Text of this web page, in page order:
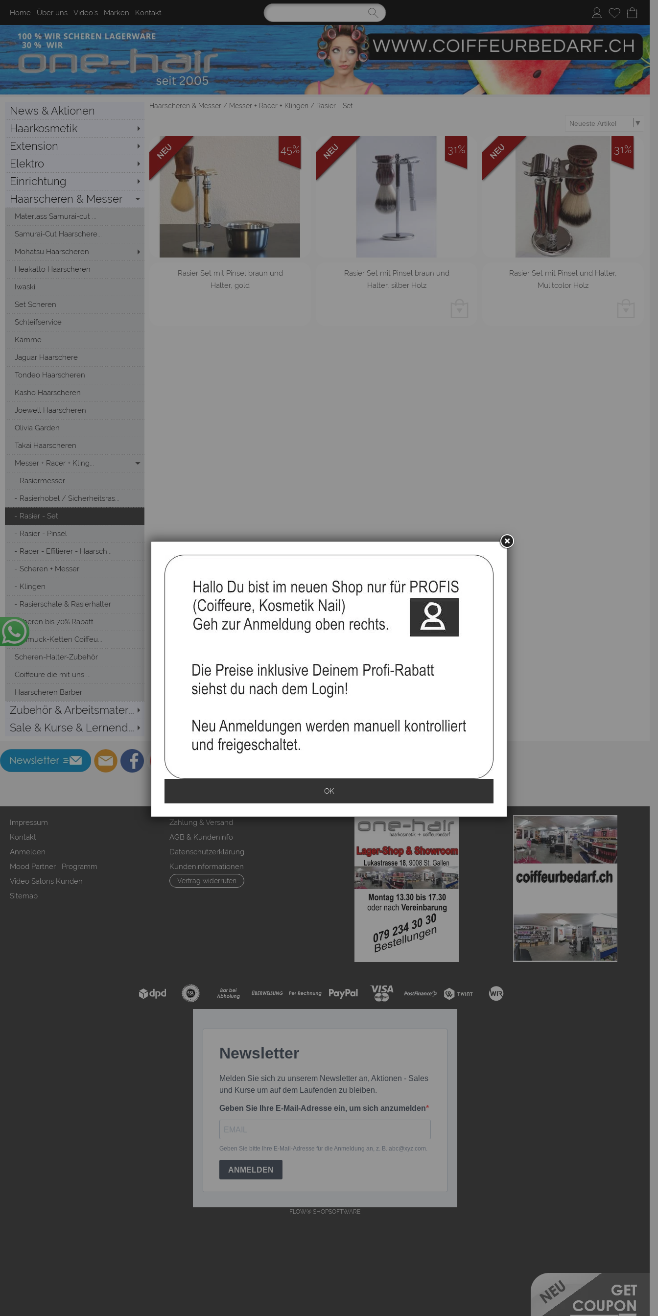
Home Über uns Video`s Marken Kontakt
News & Aktionen
Haarkosmetik
Extension
Elektro
Einrichtung
Haarscheren & Messer
Materlass Samurai-cut ...
Samurai-Cut Haarschere...
Mohatsu Haarscheren
Heakatto Haarscheren
Iwaski
Set Scheren
Schleifservice
Kämme
Jaguar Haarschere
Tondeo Haarscheren
Kasho Haarscheren
Joewell Haarscheren
Olivia Garden
Takai Haarscheren
Messer + Racer + Kling...
Rasiermesser
Rasierhobel / Sicherheitsras...
Rasier - Set
Rasier - Pinsel
Racer - Effilierer - Haarsch...
Scheren + Messer
Klingen
Rasierschale & Rasierhalter
Scheren bis 70% Rabatt
Schmuck-Ketten Coiffeu...
Scheren-Halter-Zubehör
Coiffeure die mit uns ...
Haarscheren Barber
Zubehör & Arbeitsmater...
Sale & Kurse & Lernend...
Haarscheren & Messer / Messer + Racer + Klingen / Rasier - Set
Rasier Set mit Pinsel braun und
Halter, gold
45%
Rasier Set mit Pinsel braun und
Halter, silber Holz
31%
Rasier Set mit Pinsel und Halter,
Mulitcolor Holz
31%
Impressum
Kontakt
Anmelden
Mood Partner Programm
Video Salons Kunden
Sitemap
Zahlung & Versand
AGB & Kundeninfo
Datenschutzerklärung
Kundeninformationen
Vertrag widerrufen
FLOW® SHOPSOFTWARE
OK